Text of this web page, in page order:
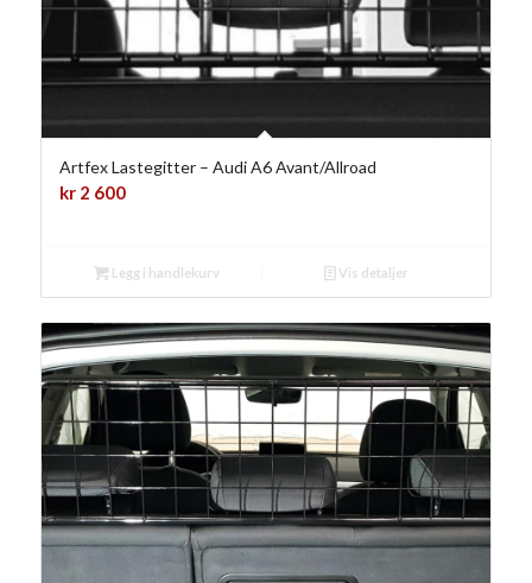
Artfex Lastegitter – Audi A6 Avant/Allroad
kr2 600
Legg i handlekurv Vis detaljer